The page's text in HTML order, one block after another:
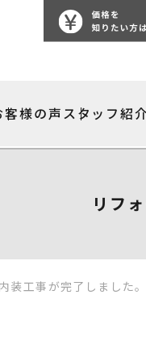
客様の声スタッフ紹
リフ
装工事が完了しました。